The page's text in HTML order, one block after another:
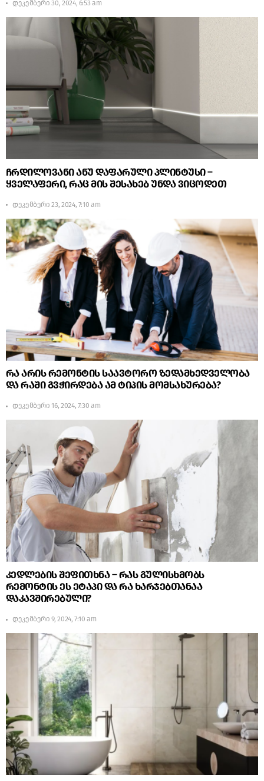
დეკემბერი 30, 2024, 6:53 am
ჩრდილოვანი ანუ დაფარული პლინტუსი –
ყველაფერი, რაც მის შესახებ უნდა ვიცოდეთ
დეკემბერი 23, 2024, 7:10 am
რა არის რემონტის საავტორო ზედამხედველობა
და რაში გვჭირდება ამ ტიპის მომსახურება?
დეკემბერი 16, 2024, 7:30 am
კედლების შეფითხნა – რას გულისხმობს
რემონტის ეს ეტაპი და რა ხარჯებთანაა
დაკავშირებული?
დეკემბერი 9, 2024, 7:10 am